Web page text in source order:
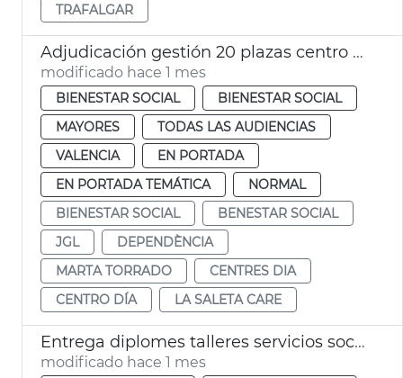
TRAFALGAR
Adjudicación gestión 20 plazas centro día privados València
modificado hace 1 mes
BIENESTAR SOCIAL
BIENESTAR SOCIAL
MAYORES
TODAS LAS AUDIENCIAS
VALENCIA
EN PORTADA
EN PORTADA TEMÁTICA
NORMAL
BIENESTAR SOCIAL
BENESTAR SOCIAL
JGL
DEPENDÈNCIA
MARTA TORRADO
CENTRES DIA
CENTRO DÍA
LA SALETA CARE
Entrega diplomes talleres servicios sociales València
modificado hace 1 mes